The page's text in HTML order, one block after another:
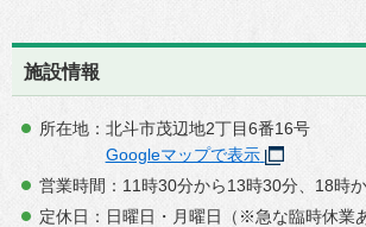
施設情報
所在地：北斗市茂辺地2丁目6番16号
Googleマップで表示
営業時間：11時30分から13時30分、18時
定休日：日曜日・月曜日（※急な臨時休業あ